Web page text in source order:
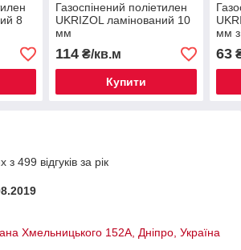
8
Газоспінений поліетилен
UKRIZOL ламінований 10
мм
114₴/кв.м
Купити
мм з
63
499 відгуків за рік
Хмельницького 152А, Дніпро, Україна